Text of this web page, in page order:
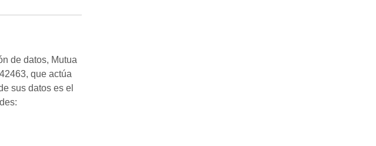
de datos, Mutua
que actúa
sus datos es el